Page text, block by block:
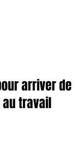
arriver de
travail